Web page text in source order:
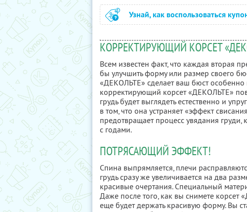
Узнай, как воспользоваться
КОРРЕКТИРУЮЩИЙ КОРСЕТ
Всем известен факт, что каждая вторая
бы улучшить форму или размер своего
«ДЕКОЛЬТЕ» сделает ваш бюст особенно
корректирующий корсет «ДЕКОЛЬТЕ»
грудь будет выглядеть естественно и
в том, что она устраняет «эффект
предотвращает процесс увядания
с годами.
ПОТРЯСАЮЩИЙ ЭФФЕКТ!
Спина выпрямляется, плечи
грудь сразу же увеличивается на два
красивые очертания. Специальный
Даже после того, как вы снимете
еще будет держать красивую форму. Вы